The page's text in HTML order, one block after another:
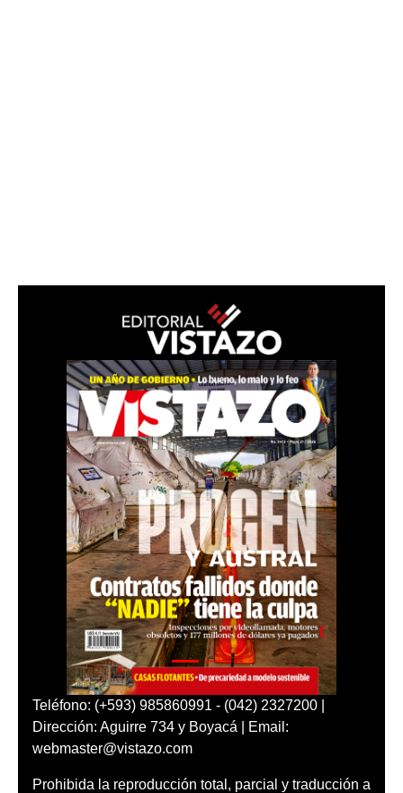
Teléfono: (+593) 985860991 - (042) 2327200 |
Dirección: Aguirre 734 y Boyacá | Email:
webmaster@vistazo.com
Prohibida la reproducción total, parcial y traducción a